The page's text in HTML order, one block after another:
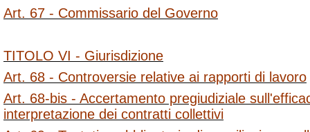
Art. 67 - Commissario del Governo
TITOLO VI - Giurisdizione
Art. 68 - Controversie relative ai rapporti di lavoro
Art. 68-bis - Accertamento pregiudiziale
interpretazione dei contratti collettivi